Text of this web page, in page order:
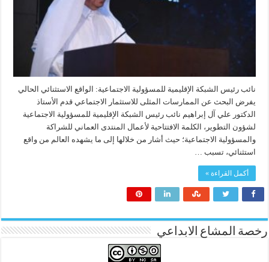
نائب رئيس الشبكة الإقليمية للمسؤولية الاجتماعية: الواقع الاستثنائي الحالي
يفرض البحث عن الممارسات المثلى للاستثمار الاجتماعي قدم الأستاذ
الدكتور علي آل إبراهيم نائب رئيس الشبكة الإقليمية للمسؤولية الاجتماعية
لشؤون التطوير، الكلمة الافتتاحية لأعمال المنتدى العماني للشراكة
والمسؤولية الاجتماعية؛ حيث أشار من خلالها إلى ما يشهده العالم من واقع
استثنائي، تسبب …
أكمل القراءة »
رخصة المشاع الابداعي